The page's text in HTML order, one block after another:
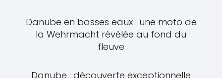
Danube en basses eaux : une moto de
la Wehrmacht révélée au fond du
fleuve
Danube : découverte exceptionnelle